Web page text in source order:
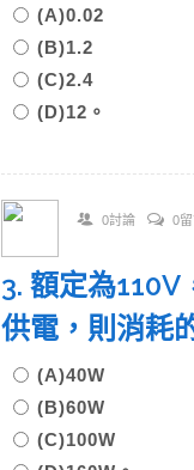
(A)0.02
(B)1.2
(C)2.4
(D)12。
0討論 0
3. 額定為
供電，則消耗
(A)40W
(B)60W
(C)100W